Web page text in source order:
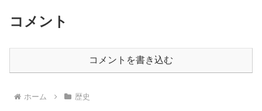
コメント
コメントを書き込む
ホーム 歴史